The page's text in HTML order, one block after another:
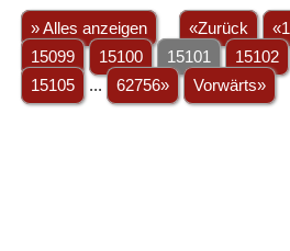
» Alles anzeigen «Zurück «1
15099
15100 15101 15102
15105
... 62756» Vorwärts»